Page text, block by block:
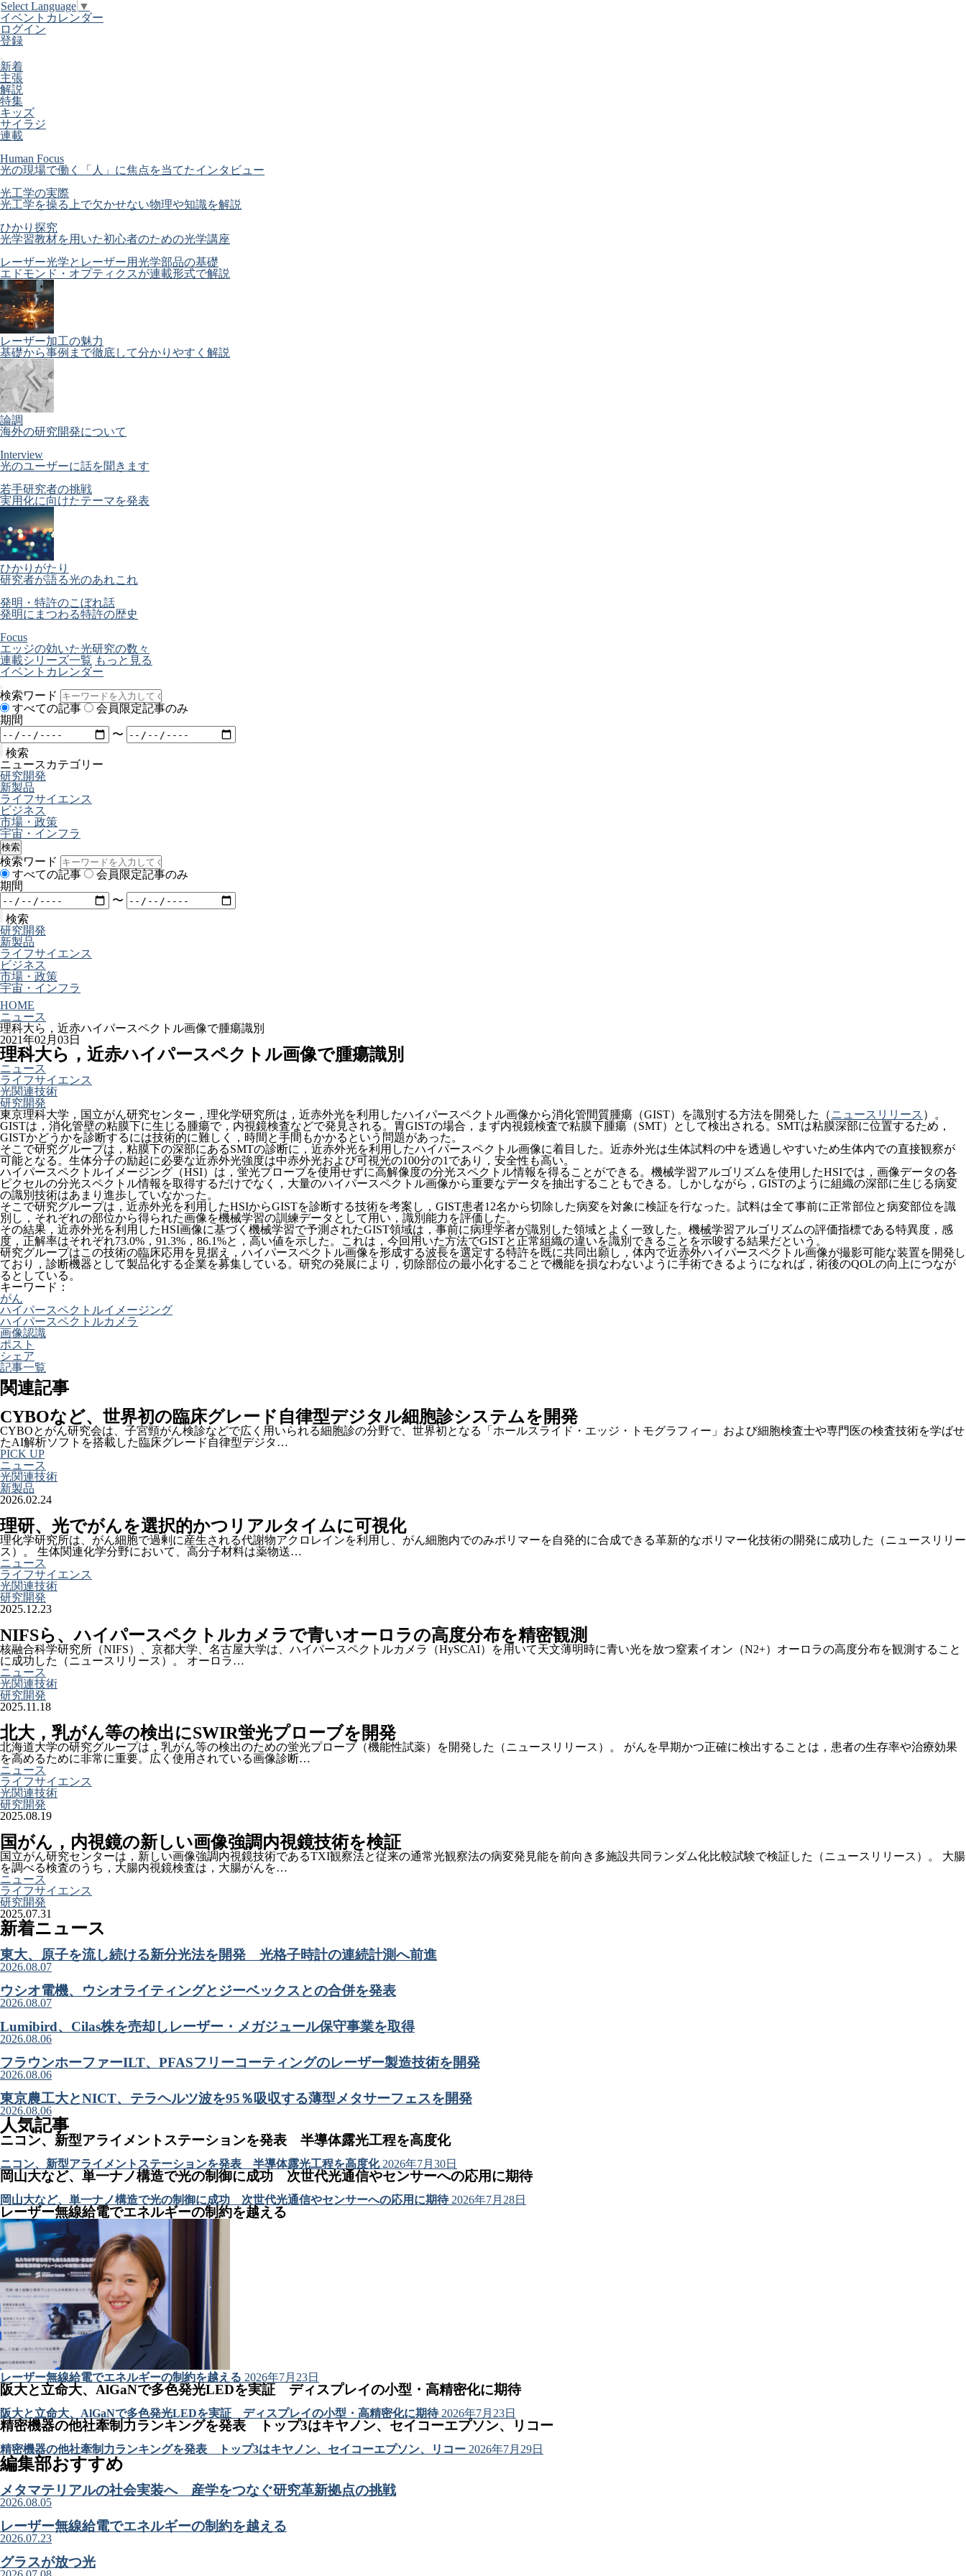
Select Language ▼
イベントカレンダー
ログイン
登録
新着
主張
解説
特集
キッズ
サイラジ
連載
Human Focus
光の現場で働く「人」に焦点を当てたインタビュー
光工学の実際
光工学を操る上で欠かせない物理や知識を解説
ひかり探究
光学習教材を用いた初心者のための光学講座
レーザー光学とレーザー用光学部品の基礎
エドモンド・オプティクスが連載形式で解説
レーザー加工の魅力
基礎から事例まで徹底して分かりやすく解説
論調
海外の研究開発について
Interview
光のユーザーに話を聞きます
若手研究者の挑戦
実用化に向けたテーマを発表
ひかりがたり
研究者が語る光のあれこれ
発明・特許のこぼれ話
発明にまつわる特許の歴史
Focus
エッジの効いた光研究の数々
連載シリーズ一覧 もっと見る
イベントカレンダー
検索ワード
すべての記事
会員限定記事のみ
期間
〜
検索
ニュースカテゴリー
研究開発
新製品
ライフサイエンス
ビジネス
市場・政策
宇宙・インフラ
検索
検索ワード
すべての記事
会員限定記事のみ
期間
〜
検索
研究開発
新製品
ライフサイエンス
ビジネス
市場・政策
宇宙・インフラ
HOME
ニュース
理科大ら，近赤ハイパースペクトル画像で腫瘍識別
2021年02月03日
理科大ら，近赤ハイパースペクトル画像で腫瘍識別
ニュース
ライフサイエンス
光関連技術
研究開発
東京理科大学，国立がん研究センター，理化学研究所は，近赤外光を利用したハイパースペクトル画像から消化管間質腫瘍（GIST）を識別する方法を開発した（ニュースリリース ）。
GISTは，消化管壁の粘膜下に生じる腫瘍で，内視鏡検査などで発見される。胃GISTの場合，まず内視鏡検査で粘膜下腫瘍（SMT）として検出される。SMTは粘膜深部に位置するため，
GISTかどうかを診断するには技術的に難しく，時間と手間もかかるという問題があった。
そこで研究グループは，粘膜下の深部にあるSMTの診断に，近赤外光を利用したハイパースペクトル画像に着目した。近赤外光は生体試料の中を透過しやすいため生体内での直接観察が
可能となる。生体分子の励起に必要な近赤外光強度は中赤外光および可視光の100分の1であり，安全性も高い。
ハイパースペクトルイメージング（HSI）は，蛍光プローブを使用せずに高解像度の分光スペクトル情報を得ることができる。機械学習アルゴリズムを使用したHSIでは，画像データの各
ピクセルの分光スペクトル情報を取得するだけでなく，大量のハイパースペクトル画像から重要なデータを抽出することもできる。しかしながら，GISTのように組織の深部に生じる病変
の識別技術はあまり進歩していなかった。
そこで研究グループは，近赤外光を利用したHSIからGISTを診断する技術を考案し，GIST患者12名から切除した病変を対象に検証を行なった。試料は全て事前に正常部位と病変部位を識
別し，それぞれの部位から得られた画像を機械学習の訓練データとして用い，識別能力を評価した。
その結果，近赤外光を利用したHSI画像に基づく機械学習で予測されたGIST領域は，事前に病理学者が識別した領域とよく一致した。機械学習アルゴリズムの評価指標である特異度，感
度，正解率はそれぞれ73.0%，91.3%，86.1%と，高い値を示した。これは，今回用いた方法でGISTと正常組織の違いを識別できることを示唆する結果だという。
研究グループはこの技術の臨床応用を見据え，ハイパースペクトル画像を形成する波長を選定する特許を既に共同出願し，体内で近赤外ハイパースペクトル画像が撮影可能な装置を開発し
ており，診断機器として製品化する企業を募集している。研究の発展により，切除部位の最小化することで機能を損なわないように手術できるようになれば，術後のQOLの向上につなが
るとしている。
キーワード：
がん
ハイパースペクトルイメージング
ハイパースペクトルカメラ
画像認識
ポスト
シェア
記事一覧
関連記事
CYBOなど、世界初の臨床グレード自律型デジタル細胞診システムを開発
CYBOとがん研究会は、子宮頸がん検診などで広く用いられる細胞診の分野で、世界初となる「ホールスライド・エッジ・トモグラフィー」および細胞検査士や専門医の検査技術を学ばせ
たAI解析ソフトを搭載した臨床グレード自律型デジタ…
PICK UP
ニュース
光関連技術
新製品
2026.02.24
理研、光でがんを選択的かつリアルタイムに可視化
理化学研究所は、がん細胞で過剰に産生される代謝物アクロレインを利用し、がん細胞内でのみポリマーを自発的に合成できる革新的なポリマー化技術の開発に成功した（ニュースリリー
ス）。 生体関連化学分野において、高分子材料は薬物送…
ニュース
ライフサイエンス
光関連技術
研究開発
2025.12.23
NIFSら、ハイパースペクトルカメラで青いオーロラの高度分布を精密観測
核融合科学研究所（NIFS）、京都大学、名古屋大学は、ハイパースペクトルカメラ（HySCAI）を用いて天文薄明時に青い光を放つ窒素イオン（N2+）オーロラの高度分布を観測すること
に成功した（ニュースリリース）。 オーロラ…
ニュース
光関連技術
研究開発
2025.11.18
北大，乳がん等の検出にSWIR蛍光プローブを開発
北海道大学の研究グループは，乳がん等の検出のための蛍光プローブ（機能性試薬）を開発した（ニュースリリース）。 がんを早期かつ正確に検出することは，患者の生存率や治療効果
を高めるために非常に重要。広く使用されている画像診断…
ニュース
ライフサイエンス
光関連技術
研究開発
2025.08.19
国がん，内視鏡の新しい画像強調内視鏡技術を検証
国立がん研究センターは，新しい画像強調内視鏡技術であるTXI観察法と従来の通常光観察法の病変発見能を前向き多施設共同ランダム化比較試験で検証した（ニュースリリース）。 大腸
を調べる検査のうち，大腸内視鏡検査は，大腸がんを…
ニュース
ライフサイエンス
研究開発
2025.07.31
新着ニュース
東大、原子を流し続ける新分光法を開発 光格子時計の連続計測へ前進
2026.08.07
ウシオ電機、ウシオライティングとジーベックスとの合併を発表
2026.08.07
Lumibird、Cilas株を売却しレーザー・メガジュール保守事業を取得
2026.08.06
フラウンホーファーILT、PFASフリーコーティングのレーザー製造技術を開発
2026.08.06
東京農工大とNICT、テラヘルツ波を95％吸収する薄型メタサーフェスを開発
2026.08.06
人気記事
ニコン、新型アライメントステーションを発表 半導体露光工程を高度化
ニコン、新型アライメントステーションを発表 半導体露光工程を高度化 2026年7月30日
岡山大など、単一ナノ構造で光の制御に成功 次世代光通信やセンサーへの応用に期待
岡山大など、単一ナノ構造で光の制御に成功 次世代光通信やセンサーへの応用に期待 2026年7月28日
レーザー無線給電でエネルギーの制約を越える
レーザー無線給電でエネルギーの制約を越える 2026年7月23日
阪大と立命大、AlGaNで多色発光LEDを実証 ディスプレイの小型・高精密化に期待
阪大と立命大、AlGaNで多色発光LEDを実証 ディスプレイの小型・高精密化に期待 2026年7月23日
精密機器の他社牽制力ランキングを発表 トップ3はキヤノン、セイコーエプソン、リコー
精密機器の他社牽制力ランキングを発表 トップ3はキヤノン、セイコーエプソン、リコー 2026年7月29日
編集部おすすめ
メタマテリアルの社会実装へ 産学をつなぐ研究革新拠点の挑戦
2026.08.05
レーザー無線給電でエネルギーの制約を越える
2026.07.23
グラスが放つ光